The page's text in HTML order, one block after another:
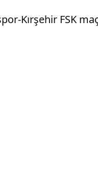
Kırşehir FSK